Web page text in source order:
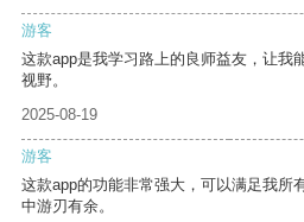
游客
这款app是我学习路上的良师益友，让我
视野。
2025-08-19
游客
这款app的功能非常强大，可以满足我所
中游刃有余。